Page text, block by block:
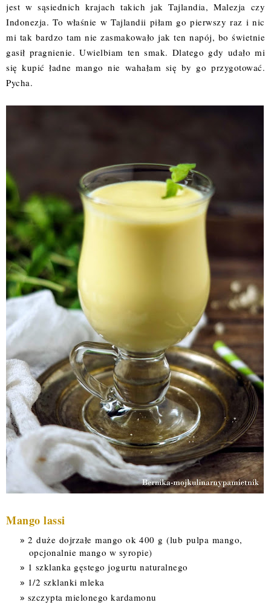
jest w sąsiednich krajach takich jak Tajlandia, Malezja czy
Indonezja. To właśnie w Tajlandii piłam go pierwszy raz i nic
mi tak bardzo tam nie zasmakowało jak ten napój, bo świetnie
gasił pragnienie. Uwielbiam ten smak. Dlatego gdy udało mi
się kupić ładne mango nie wahałam się by go przygotować.
Pycha.
Mango lassi
2 duże dojrzałe mango ok 400 g (lub pulpa mango,
opcjonalnie mango w syropie)
1 szklanka gęstego jogurtu naturalnego
1/2 szklanki mleka
szczypta mielonego kardamonu